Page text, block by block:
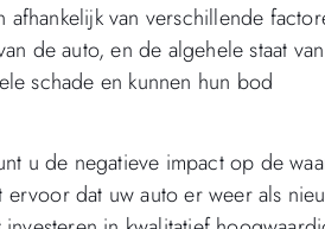
van verschillende
de auto, en de algehele staat
schade en kunnen hun bod
u de negatieve impact op de
dat uw auto er weer als